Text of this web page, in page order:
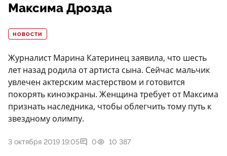
Максима Дрозда
НОВОСТИ
Журналист Марина Катеринец заявила, что шесть
лет назад родила от артиста сына. Сейчас мальчик
увлечен актерским мастерством и готовится
покорять киноэкраны. Женщина требует от Максима
признать наследника, чтобы облегчить тому путь к
звездному олимпу.
3 октября 2019 19:05 0 10 387